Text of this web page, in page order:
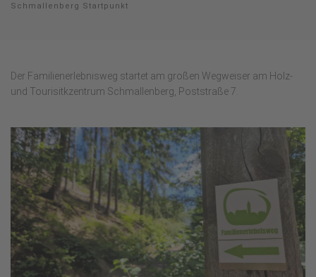
Schmallenberg Startpunkt
Der Familienerlebnisweg startet am großen Wegweiser am Holz-
und Tourisitkzentrum Schmallenberg, Poststraße 7.